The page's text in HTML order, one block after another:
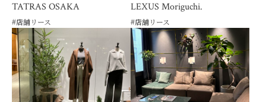
TATRAS OSAKA
#店舗リース
LEXUS Moriguchi.
#店舗リース